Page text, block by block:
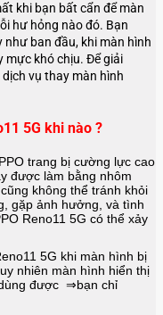
khi bạn bất cẩn để màn
hư hỏng nào đó. Bạn
ban đầu, khi màn hình
mực khó chịu. Để giải
vụ thay màn hình
5G khi nào ?
trang bị cường lực cao
được làm bằng nhôm
không thể tránh khỏi
gặp ảnh hưởng, và tình
Reno11 5G có thể xảy
5G khi màn hình bị
nhiên màn hình hiển thị
được ⇒bạn chỉ